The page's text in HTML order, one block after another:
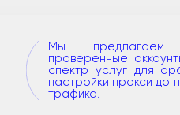
Мы
проверенные
спектр услуг для
настройки прокси до
трафика.